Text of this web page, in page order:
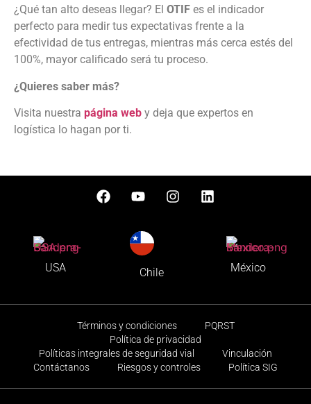
¿Qué tan alto deseas llegar? El OTIF es el indicador
perfecto para medir tus expectativas frente a la
efectividad de tus entregas, mientras más cerca estés del
100%, mayor calificado será tu proceso.
¿Quieres saber más?
Visita nuestra página web y deja que expertos en
logística lo hagan por ti.
USA Chile México
Términos y condiciones
PQRST
Política de privacidad
Políticas integrales de seguridad vial
Vinculación
Contáctanos
Riesgos y controles Política SIG